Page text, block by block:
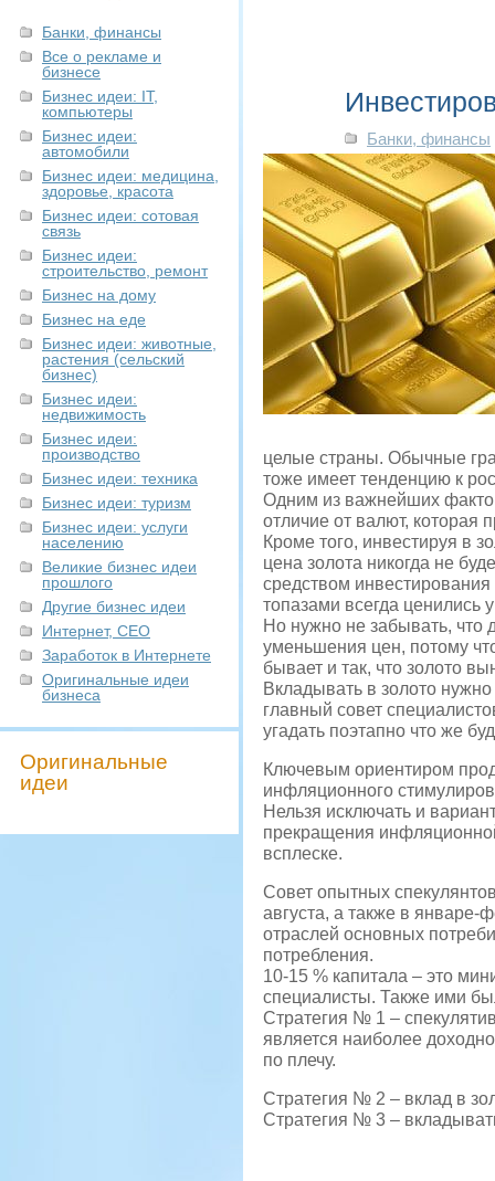
Банки, финансы
Все о рекламе и
бизнесе
Бизнес идеи: IT,
компьютеры
Бизнес идеи:
автомобили
Бизнес идеи: медицина,
здоровье, красота
Бизнес идеи: сотовая
связь
Бизнес идеи:
строительство, ремонт
Бизнес на дому
Бизнес на еде
Бизнес идеи: животные,
растения (сельский
бизнес)
Бизнес идеи:
недвижимость
Бизнес идеи:
производство
Бизнес идеи: техника
Бизнес идеи: туризм
Бизнес идеи: услуги
населению
Великие бизнес идеи
прошлого
Другие бизнес идеи
Интернет, СЕО
Заработок в Интернете
Оригинальные идеи
бизнеса
Оригинальные
идеи
Банки, финансы
целые страны. Обычные
тоже имеет тенденцию к
Одним из важнейших
отличие от валют, которая
Кроме того, инвестируя в
цена золота никогда не
средством
топазами всегда ценились
Но нужно не забывать, что
уменьшения цен, потому
бывает и так, что золото
Вкладывать в золото
главный совет
угадать поэтапно что же
Ключевым ориентиром
инфляционного
Нельзя исключать и
прекращения
всплеске.
Совет опытных
августа, а также в январе-
отраслей основных
потребления.
10-15 % капитала – это
специалисты. Также ими
Стратегия № 1 –
является наиболее
по плечу.
Стратегия № 2 – вклад в
Стратегия № 3 –